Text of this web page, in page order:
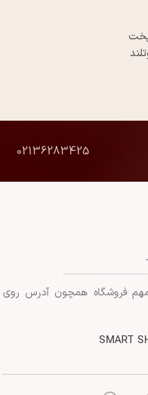
02136283425
مهم فروشگاه همچون آدرس روی
SMART